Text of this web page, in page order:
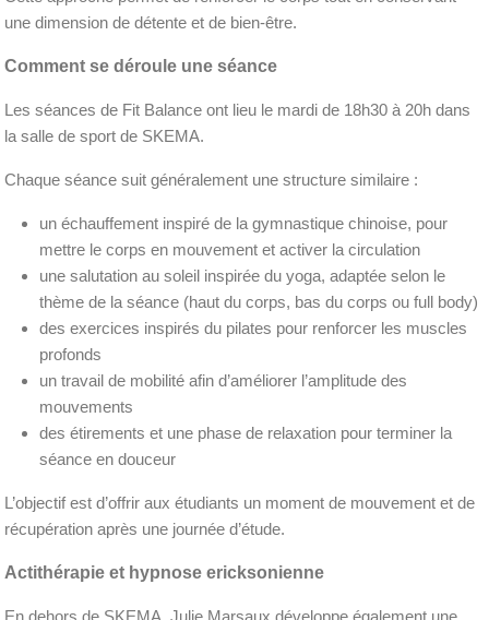
une dimension de détente et de bien-être.
Comment se déroule une séance
Les séances de Fit Balance ont lieu le mardi de 18h30 à 20h dans
la salle de sport de SKEMA.
Chaque séance suit généralement une structure similaire :
un échauffement inspiré de la gymnastique chinoise, pour
mettre le corps en mouvement et activer la circulation
une salutation au soleil inspirée du yoga, adaptée selon le
thème de la séance (haut du corps, bas du corps ou full body)
des exercices inspirés du pilates pour renforcer les muscles
profonds
un travail de mobilité afin d’améliorer l’amplitude des
mouvements
des étirements et une phase de relaxation pour terminer la
séance en douceur
L’objectif est d’offrir aux étudiants un moment de mouvement et de
récupération après une journée d’étude.
Actithérapie et hypnose ericksonienne
En dehors de SKEMA, Julie Marsaux développe également une